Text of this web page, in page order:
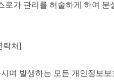
로가 관리를 허술하게 하여
락처]
며 발생하는 모든 개인정보